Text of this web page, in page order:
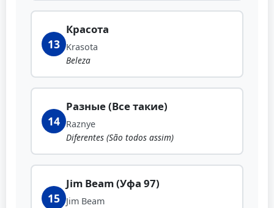
13
Красота
Krasota
Beleza
14
Разные (Все такие)
Raznye
Diferentes (São todos assim)
15
Jim Beam (Уфа 97)
Jim Beam